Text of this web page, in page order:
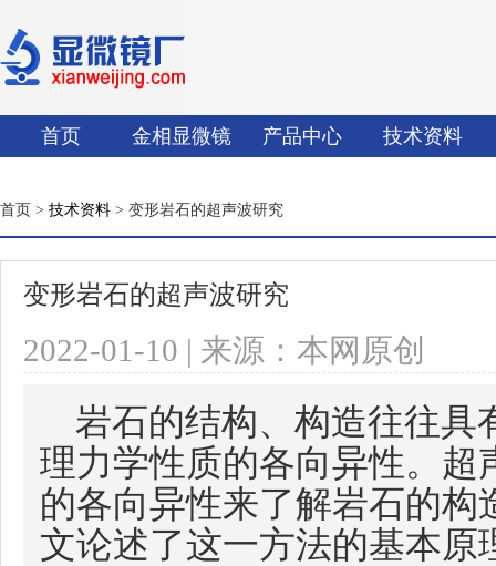
首页 金相显微镜 产品中心 技术资料
首页 > 技术资料 > 变形岩石的超声波研究
变形岩石的超声波研究
2022-01-10 | 来源：本网原创
岩石的结构、构造往往具
理力学性质的各向异性。
的各向异性来了解岩石的
文论述了这一方法的基本原